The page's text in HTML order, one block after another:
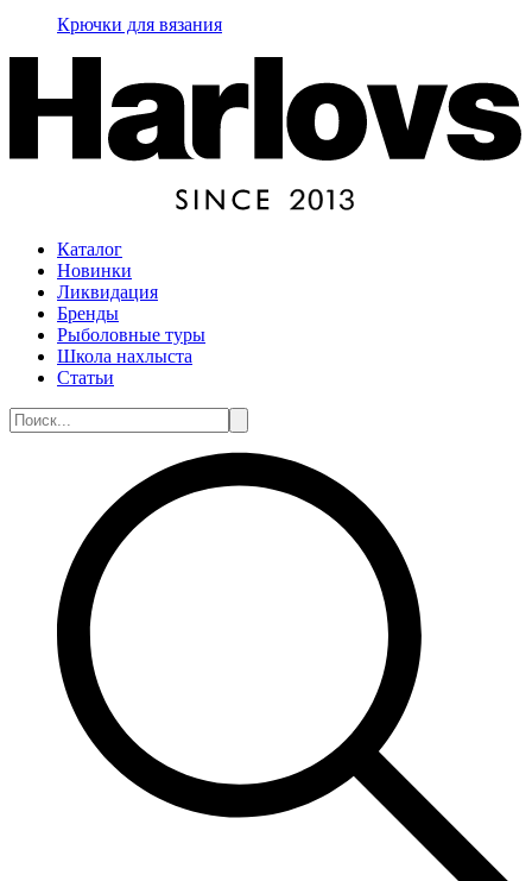
Крючки для вязания
Каталог
Новинки
Ликвидация
Бренды
Рыболовные туры
Школа нахлыста
Статьи